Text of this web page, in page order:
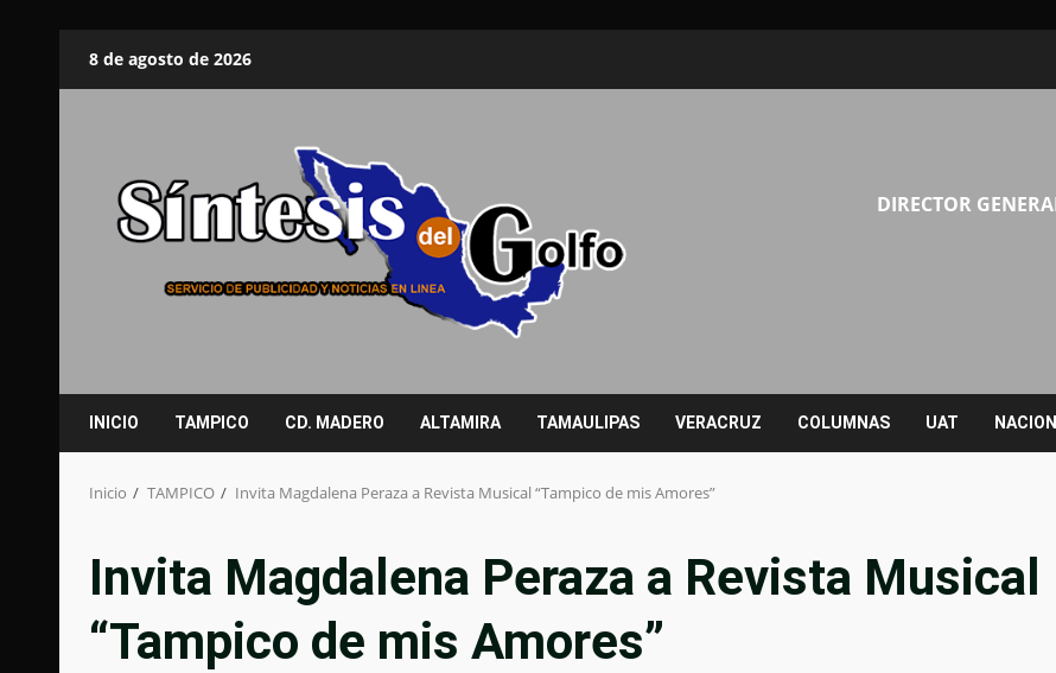
8 de agosto de 2026
DIRECTOR
INICIO TAMPICO CD. MADERO ALTAMIRA TAMAULIPAS VERACRUZ COLUMNAS UAT
Inicio TAMPICO Invita Magdalena Peraza a Revista Musical “Tampico de mis Amores”
Invita Magdalena Peraza a Revista Musical
“Tampico de mis Amores”